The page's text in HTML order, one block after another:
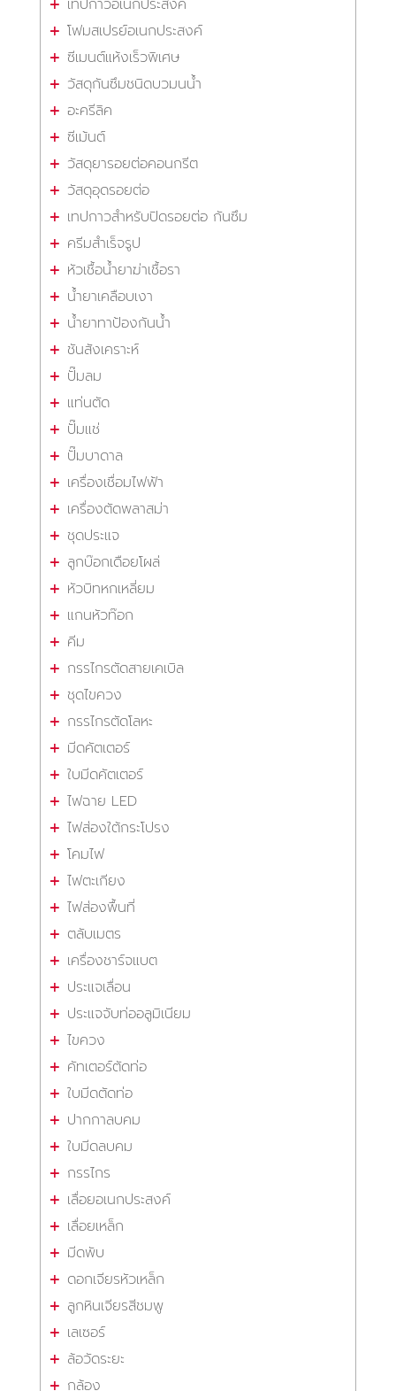
เทปกาวอเนกประสงค์
โฟมสเปรย์อเนกประสงค์
ซีเมนต์แห้งเร็วพิเศษ
วัสดุกันซึมชนิดบวมนน้ำ
อะครีลิค
ซีเม้นต์
วัสดุยารอยต่อคอนกรีต
วัสดุอุดรอยต่อ
เทปกาวสำหรับปิดรอยต่อ กันซึม
ครีมสำเร็จรูป
หัวเชื้อน้ำยาฆ่าเชื้อรา
น้ำยาเคลือบเงา
น้ำยาทาป้องกันน้ำ
ชันสังเคราะห์
ปั๊มลม
แท่นตัด
ปั๊มแช่
ปั๊มบาดาล
เครื่องเชื่อมไฟฟ้า
เครื่องตัดพลาสม่า
ชุดประแจ
ลูกบ๊อกเดือยโผล่
หัวบิทหกเหลี่ยม
แกนหัวท๊อก
คีม
กรรไกรตัดสายเคเบิล
ชุดไขควง
กรรไกรตัดโลหะ
มีดคัตเตอร์
ใบมีดคัตเตอร์
ไฟฉาย LED
ไฟส่องใต้กระโปรง
โคมไฟ
ไฟตะเกียง
ไฟส่องพื้นที่
ตลับเมตร
เครื่องชาร์จแบต
ประแจเลื่อน
ประแจจับท่ออลูมิเนียม
ไขควง
คัทเตอร์ตัดท่อ
ใบมีดตัดท่อ
ปากกาลบคม
ใบมีดลบคม
กรรไกร
เลื่อยอเนกประสงค์
เลื่อยเหล็ก
มีดพับ
ดอกเจียรหัวเหล็ก
ลูกหินเจียรสีชมพู
เลเซอร์
ล้อวัดระยะ
กล้อง